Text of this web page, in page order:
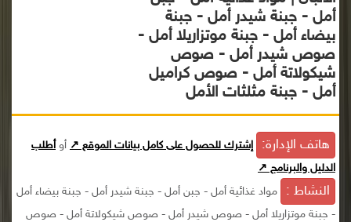
أمل - جبنة شيدر أمل - جبنة
بيضاء أمل - جبنة موتزاريلا أمل -
صوص شيدر أمل - صوص
شيكولاتة أمل - صوص كراميل
أمل - جبنة مثلثات الأمل
هاتف الإدارة: إشترك للحصول على كامل بيانات الموقع ↗ أوأطلب
الدليل والبرنامج ↗
النشاط :
مواد غذائية أمل - جبن أمل - جبنة شيدر أمل - جبنة بيضاء أمل
- جبنة موتزاريلا أمل - صوص شيدر أمل - صوص شيكولاتة أمل - صوص